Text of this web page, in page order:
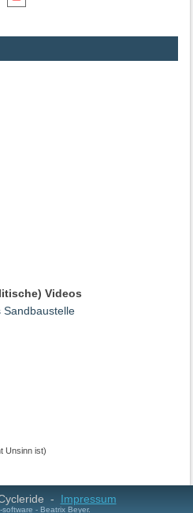
Videos
Sandbaustelle
Unsinn ist)
- Impressum
software - Beatrix Beyer.